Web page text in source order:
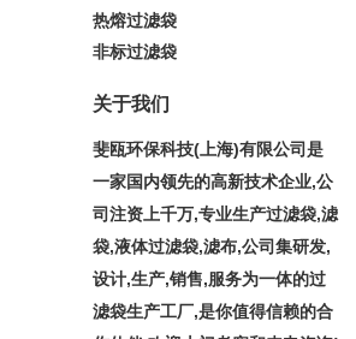
热熔过滤袋
非标过滤袋
关于我们
斐瓯环保科技(上海)有限公司是
一家国内领先的高新技术企业,公
司注资上千万,专业生产过滤袋,滤
袋,液体过滤袋,滤布,公司集研发,
设计,生产,销售,服务为一体的过
滤袋生产工厂,是你值得信赖的合